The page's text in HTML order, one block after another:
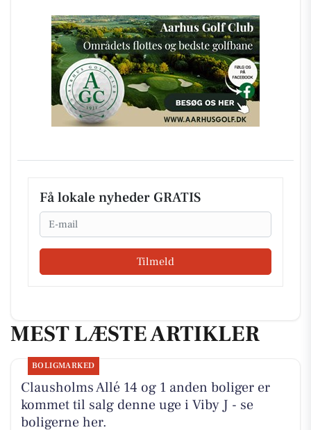
Få lokale nyheder GRATIS
Email
Tilmeld
MEST LÆSTE ARTIKLER
BOLIGMARKED
Clausholms Allé 14 og 1 anden boliger er
kommet til salg denne uge i Viby J - se
boligerne her.